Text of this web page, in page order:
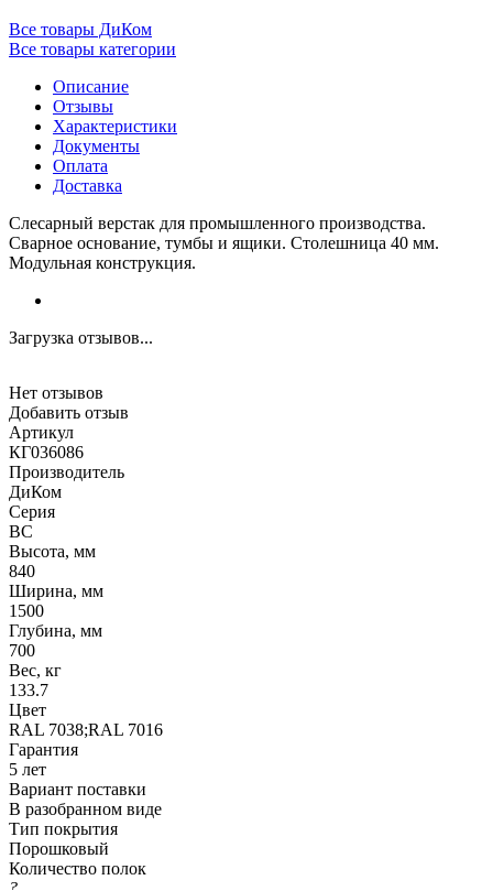
Все товары ДиКом
Все товары категории
Описание
Отзывы
Характеристики
Документы
Оплата
Доставка
Слесарный верстак для промышленного производства.
Сварное основание, тумбы и ящики. Столешница 40 мм.
Модульная конструкция.
Загрузка отзывов...
Нет отзывов
Добавить отзыв
Артикул
КГ036086
Производитель
ДиКом
Серия
ВС
Высота, мм
840
Ширина, мм
1500
Глубина, мм
700
Вес, кг
133.7
Цвет
RAL 7038;RAL 7016
Гарантия
5 лет
Вариант поставки
В разобранном виде
Тип покрытия
Порошковый
Количество полок